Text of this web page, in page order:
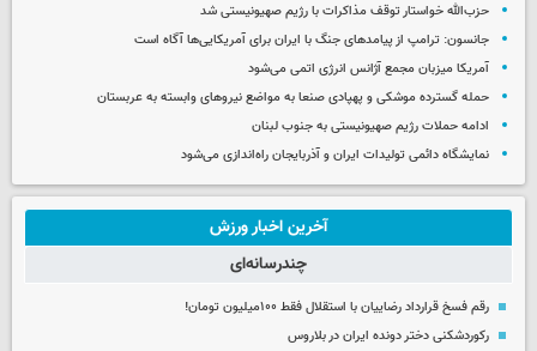
حزب‌الله خواستار توقف مذاکرات با رژیم صهیونیستی شد
جانسون: ترامپ از پیامدهای جنگ با ایران برای آمریکایی‌ها آگاه است
آمریکا میزبان مجمع آژانس انرژی اتمی می‌شود
حمله گسترده موشکی و پهپادی صنعا به مواضع نیروهای وابسته به عربستان
ادامه حملات رژیم صهیونیستی به جنوب لبنان
نمایشگاه دائمی تولیدات ایران و آذربایجان راه‌اندازی می‌شود
آخرین اخبار ورزش
چندرسانه‌ای
رقم فسخ قرارداد رضاییان با استقلال فقط ۱۰۰میلیون تومان!
رکوردشکنی دختر دونده ایران در بلاروس